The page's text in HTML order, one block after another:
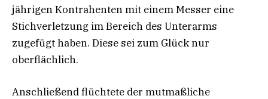
jährigen Kontrahenten mit einem Messer eine
Stichverletzung im Bereich des Unterarms
zugefügt haben. Diese sei zum Glück nur
oberflächlich.
Anschließend flüchtete der mutmaßliche